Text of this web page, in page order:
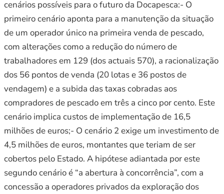
cenários possíveis para o futuro da Docapesca:- O
primeiro cenário aponta para a manutenção da situação
de um operador único na primeira venda de pescado,
com alterações como a redução do número de
trabalhadores em 129 (dos actuais 570), a racionalização
dos 56 pontos de venda (20 lotas e 36 postos de
vendagem) e a subida das taxas cobradas aos
compradores de pescado em três a cinco por cento. Este
cenário implica custos de implementação de 16,5
milhões de euros;- O cenário 2 exige um investimento de
4,5 milhões de euros, montantes que teriam de ser
cobertos pelo Estado. A hipótese adiantada por este
segundo cenário é “a abertura à concorrência”, com a
concessão a operadores privados da exploração dos